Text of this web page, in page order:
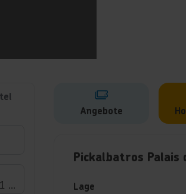
Nächte
Angebote
Pickalbatros Palais
Lage